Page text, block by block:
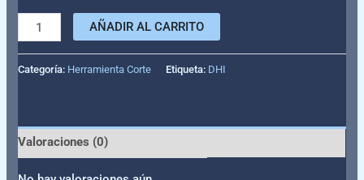
AÑADIR AL CARRITO
Categoría: Herramienta Corte Etiqueta: DHI
Valoraciones (0)